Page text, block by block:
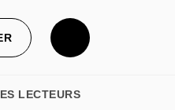
LECTEURS